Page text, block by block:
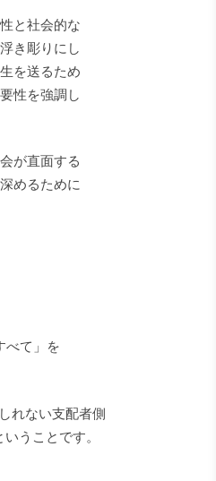
と社会的な
き彫りにし
を送るため
性を強調し
が直面する
めるために
べて」を
れない支配者側
うことです。